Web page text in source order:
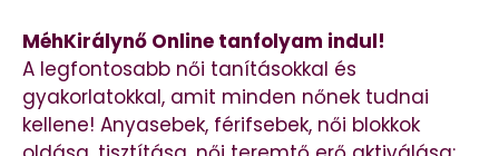
MéhKirálynő Online tanfolyam indul!
A legfontosabb női tanításokkal és
gyakorlatokkal, amit minden nőnek tudnai
kellene! Anyasebek, férifsebek, női blokkok